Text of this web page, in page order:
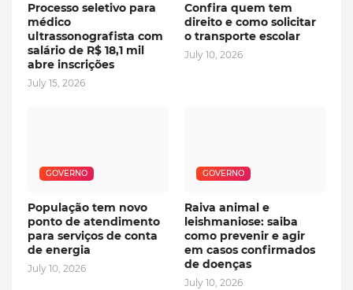
Processo seletivo para
médico
ultrassonografista com
salário de R$ 18,1 mil
abre inscrições
July 15, 2026
Confira quem tem
direito e como solicitar
o transporte escolar
July 10, 2026
GOVERNO
População tem novo
ponto de atendimento
para serviços de conta
de energia
July 10, 2026
GOVERNO
Raiva animal e
leishmaniose: saiba
como prevenir e agir
em casos confirmados
de doenças
July 10, 2026